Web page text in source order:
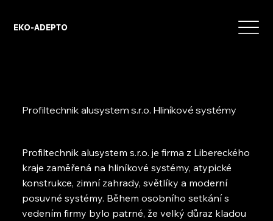
EKO-ADEPTO
Profiltechnik alusystem s.r.o. Hliníkové systémy
Profiltechnik alusystem s.r.o. je firma z Libereckého
kraje zaměřená na hliníkové systémy, atypické
konstrukce, zimní zahrady, světlíky a moderní
posuvné systémy. Během osobního setkání s
vedením firmy bylo patrné, že velký důraz kladou